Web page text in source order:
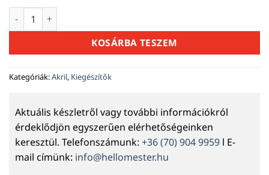
SCHULLER KINYOMÓPISZTOLY MARATHON LITE mennyiség
KOSÁRBA TESZEM
Kategóriák:Akril, Kiegészítők
Aktuális készletről vagy további információkról
érdeklődjön egyszerűen elérhetőségeinken
keresztül. Telefonszámunk: +36 (70) 904 9959 l E-
mail címünk: info@hellomester.hu